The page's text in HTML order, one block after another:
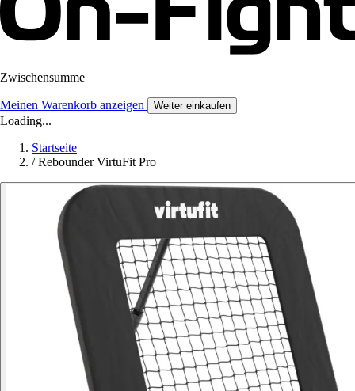
Zwischensumme
Meinen Warenkorb anzeigen Weiter einkaufen
Loading...
Startseite
/ Rebounder VirtuFit Pro